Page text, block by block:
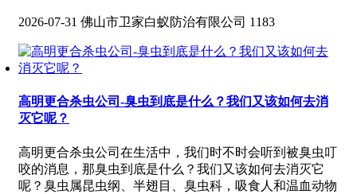
2026-07-31 佛山市卫家白蚁防治有限公司 1183
高明更合杀虫公司-臭虫到底是什么？我们又该如何去消
灭它呢？
高明更合杀虫公司在生活中，我们时不时会听到被臭虫叮
咬的消息，那臭虫到底是什么？我们又该如何去消灭它
呢？臭虫属昆虫纲、半翅目、臭虫科，吸食人和温血动物